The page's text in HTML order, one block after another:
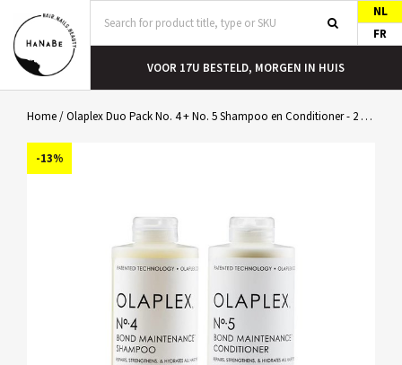
NL
FR
HUIS GRATIS VERZENDING VANAF €40
Home/Olaplex Duo Pack No. 4 + No. 5 Shampoo en Conditioner - 2 x 250 ml
-13%